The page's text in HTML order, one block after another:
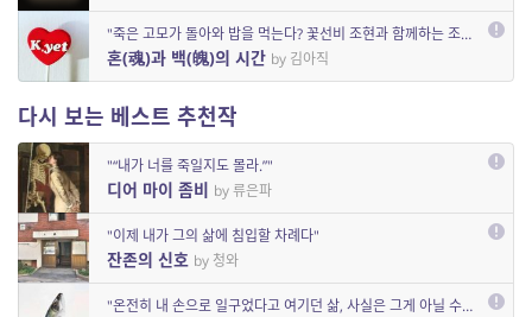
"죽은 고모가 돌아와 밥을 먹는다? 꽃선비 조현과 함께하는 조선 공포물의 세계로"
혼(魂)과 백(魄)의 시간 by 김아직
다시 보는 베스트 추천작
"“내가 너를 죽일지도 몰라.”"
디어 마이 좀비 by 류은파
"이제 내가 그의 삶에 침입할 차례다"
잔존의 신호 by 청와
"온전히 내 손으로 일구었다고 여기던 삶, 사실은 그게 아닐 수도 있다면?"